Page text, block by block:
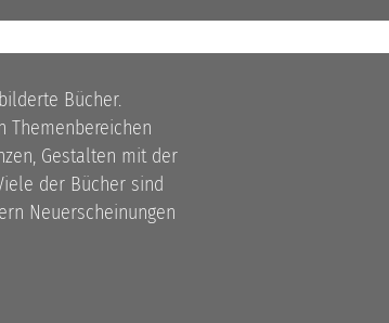
Bücher.
Themenbereichen
Gestalten mit der
der Bücher sind
Neuerscheinungen